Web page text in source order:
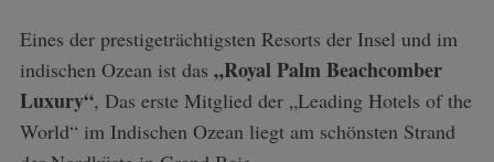
Eines der prestigeträchtigsten Resorts der Insel und im
indischen Ozean ist das „Royal Palm Beachcomber
Luxury“, Das erste Mitglied der „Leading Hotels of the
World“ im Indischen Ozean liegt am schönsten Strand